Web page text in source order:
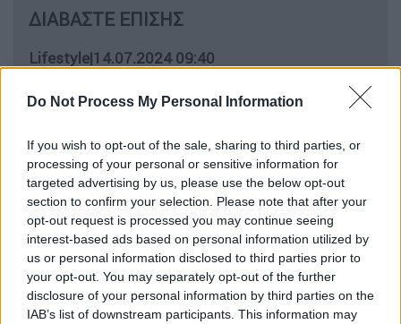
Do Not Process My Personal Information
If you wish to opt-out of the sale, sharing to third parties, or
processing of your personal or sensitive information for
targeted advertising by us, please use the below opt-out
section to confirm your selection. Please note that after your
opt-out request is processed you may continue seeing
interest-based ads based on personal information utilized by
us or personal information disclosed to third parties prior to
your opt-out. You may separately opt-out of the further
disclosure of your personal information by third parties on the
IAB’s list of downstream participants. This information may
ΔΙΑΒΑΣΤΕ ΕΠΙΣΗΣ
Lifestyle|14.07.2024 09:40
Shakira: Θα τραγουδήσει στον Τελικό
του Copa America - Το αστρονομικό
Lifestyle|14.07.2024 12:24
Αποκαλυπτική Drew Barrymore για το
θέμα της με τον αλκοολισμό - «Ημουν
το πιο ανασφαλές άτομο»